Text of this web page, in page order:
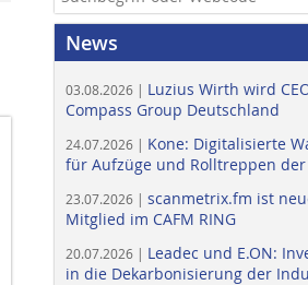
News
03.08.2026 | Luzius Wirth wird
Compass Group Deutschland
24.07.2026 | Kone: Digitalisierte
für Aufzüge und Rolltreppen der
23.07.2026 | scanmetrix.fm ist
Mitglied im CAFM RING
20.07.2026 | Leadec und E.ON:
in die Dekarbonisierung der